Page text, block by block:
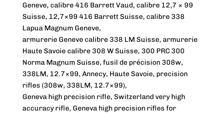
Geneve, calibre 416 Barrett Vaud, calibre 12,7 × 99
Suisse, 12,7×99 416 Barrett Suisse, calibre 338
Lapua Magnum Geneve,
armurerie Geneve calibre 338 LM Suisse, armurerie
Haute Savoie calibre 308 W Suisse, 300 PRC 300
Norma Magnum Suisse, fusil de précision 308w,
338LM, 12.7×99, Annecy, Haute Savoie, precision
rifles (308w, 338LM, 12.7×99),
Geneva high precision rifle, Switzerland very high
accuracy rifle, Geneva high precision rifles for